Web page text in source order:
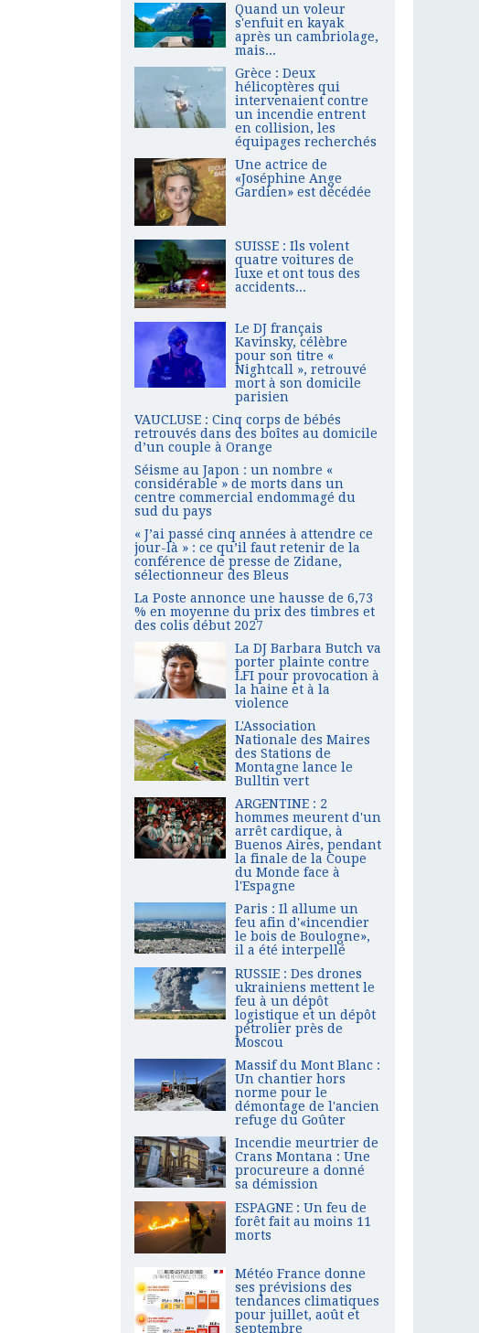
Quand un voleur
s'enfuit en kayak
après un cambriolage,
mais...
Grèce : Deux
hélicoptères qui
intervenaient contre
un incendie entrent
en collision, les
équipages recherchés
Une actrice de
«Joséphine Ange
Gardien» est décédée
SUISSE : Ils volent
quatre voitures de
luxe et ont tous des
accidents...
Le DJ français
Kavinsky, célèbre
pour son titre «
Nightcall », retrouvé
mort à son domicile
parisien
VAUCLUSE : Cinq corps de bébés
retrouvés dans des boîtes au domicile
d’un couple à Orange
Séisme au Japon : un nombre «
considérable » de morts dans un
centre commercial endommagé du
sud du pays
« J’ai passé cinq années à attendre ce
jour-là » : ce qu’il faut retenir de la
conférence de presse de Zidane,
sélectionneur des Bleus
La Poste annonce une hausse de 6,73
% en moyenne du prix des timbres et
des colis début 2027
La DJ Barbara Butch va
porter plainte contre
LFI pour provocation à
la haine et à la
violence
L'Association
Nationale des Maires
des Stations de
Montagne lance le
Bulltin vert
ARGENTINE : 2
hommes meurent d'un
arrêt cardique, à
Buenos Aires, pendant
la finale de la Coupe
du Monde face à
l'Espagne
Paris : Il allume un
feu afin d'«incendier
le bois de Boulogne»,
il a été interpellé
RUSSIE : Des drones
ukrainiens mettent le
feu à un dépôt
logistique et un dépôt
pétrolier près de
Moscou
Massif du Mont Blanc :
Un chantier hors
norme pour le
démontage de l'ancien
refuge du Goûter
Incendie meurtrier de
Crans Montana : Une
procureure a donné
sa démission
ESPAGNE : Un feu de
forêt fait au moins 11
morts
Météo France donne
ses prévisions des
tendances climatiques
pour juillet, août et
septembre